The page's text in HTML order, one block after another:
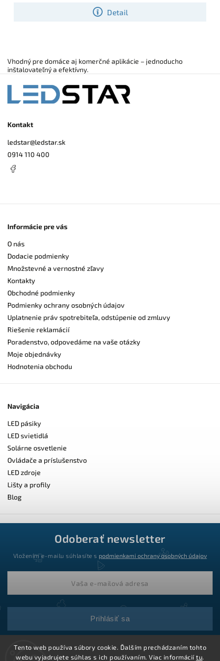
Tento web používa súbory cookie. Ďalším prechádzaním tohto
webu vyjadrujete súhlas s ich používaním. Viac informáciítu.
Detail
Vhodný pre domáce aj komerčné aplikácie – jednoducho
inštalovateľný a efektívny.
Kontakt
ledstar@ledstar.sk
0914 110 400
Informácie pre vás
O nás
Dodacie podmienky
Množstevné a vernostné zľavy
Kontakty
Obchodné podmienky
Podmienky ochrany osobných údajov
Uplatnenie práv spotrebiteľa, odstúpenie od zmluvy
Riešenie reklamácií
Poradenstvo, odpovedáme na vaše otázky
Moje objednávky
Hodnotenia obchodu
Navigácia
LED pásiky
LED svietidlá
Solárne osvetlenie
Ovládače a príslušenstvo
LED zdroje
Lišty a profily
Blog
Odoberať newsletter
Vložením e-mailu súhlasíte s podmienkami ochrany osobných údajov
Prihlásiť sa